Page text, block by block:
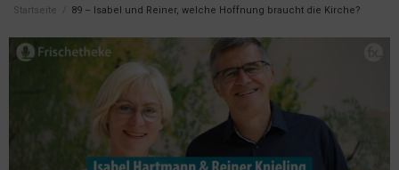
Startseite 89 – Isabel und Reiner, welche Hoffnung braucht die Kirche?